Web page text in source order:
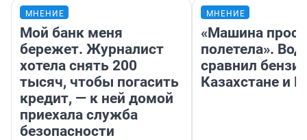
МНЕНИЕ
Мой банк меня
бережет. Журналист
хотела снять 200
тысяч, чтобы погасить
кредит, — к ней домой
приехала служба
безопасности
МНЕНИЕ
«Машина
полетела».
сравнил
Казахстане и